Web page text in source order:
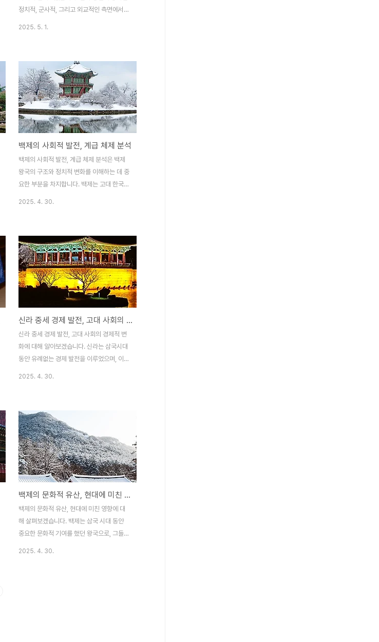
정치적, 군사적, 그리고 외교적인 측면에서
대해 다룰 것입니다. 이를 통해 신라의 정치
적 변화와 그 영향력을 깊이 이해할 수 있을
것입니다. 신라 왕권 강화의 배경신라의 왕권
강화는 단순히 한 왕이나 지도자의 능력에 의
존한 것이 아니라, 여러 정치적, 군사적 변화
와 결정적인 사건들이 맞물려 이루어졌습니
다. 신라는 초기에는 소수의 귀족과 왕족들이
권력을 분점하며 왕권이 불안정했지만, 점차
적으로 정치적 구조가 변화하면서 왕권이 강
화되었습니다. 이러한 변..
2025. 5. 1.
백제의 사회적 발전, 계급 체제 분석
백제의 사회적 발전, 계급 체제 분석은 백제
왕국의 구조와 정치적 변화를 이해하는 데 중
요한 부분을 차지합니다. 백제는 고대 한국에
으로 발전했으며, 시간이 지남에 따라 점차적
으로 그 사회 구조와 계급 체제가 복잡하게
변해갔습니다. 이 글에서는 백제의 사회적 발
전과 계급 체제를 분석하고, 그 변화가 백제
왕국의 정치적, 군사적 강화를 어떻게 이끌었
는지에 대해 자세히 살펴보겠습니다.백제의
초기 사회 구조백제의 초기 사회 구조는 주로
군사적 필요와 왕권 강화를 위한 체계적인 조
직에서 출발했습니다. 초기 백제는 왕과 귀족
들 중심의 사회였으며,..
2025. 4. 30.
신라 중세 경제 발전, 고대 사회의 경제적 변화
신라 중세 경제 발전, 고대 사회의 경제적 변
화에 대해 알아보겠습니다. 신라는 삼국시대
동안 유례없는 경제 발전을 이루었으며, 이는
중세 경제 발전 과정과 그것이 고대 사회에
미친 경제적 변화를 깊이 분석하고, 이를 통
해 신라 사회가 어떻게 발전하고 변화했는지
살펴보겠습니다. 신라의 경제적 발전은 단순
한 물질적 성장에 그치지 않고, 사회적, 정치
적 혁신을 이끌어낸 중요한 전환점을 마련했
습니다.신라 중세 경제 발전의 기초신라의 경
제 발전은 그 기반을 농업에 두고 있었습니
다.신라는 다양한 자연 자원과 농업 기반을
통해 경제적 성장의 초..
2025. 4. 30.
백제의 문화적 유산, 현대에 미친 영향
백제의 문화적 유산, 현대에 미친 영향에 대
해 살펴보겠습니다. 백제는 삼국 시대 동안
중요한 문화적 기여를 했던 왕국으로, 그들의
2025. 4. 30.